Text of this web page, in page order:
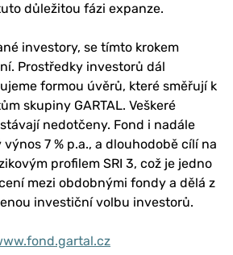
důležitou fázi expanze.
investory, se tímto krokem
Prostředky investorů dál
formou úvěrů, které směřují k
skupiny GARTAL. Veškeré
nedotčeny. Fond i nadále
7 % p.a., a dlouhodobě cílí na
profilem SRI 3, což je jedno
mezi obdobnými fondy a dělá z
investiční volbu investorů.